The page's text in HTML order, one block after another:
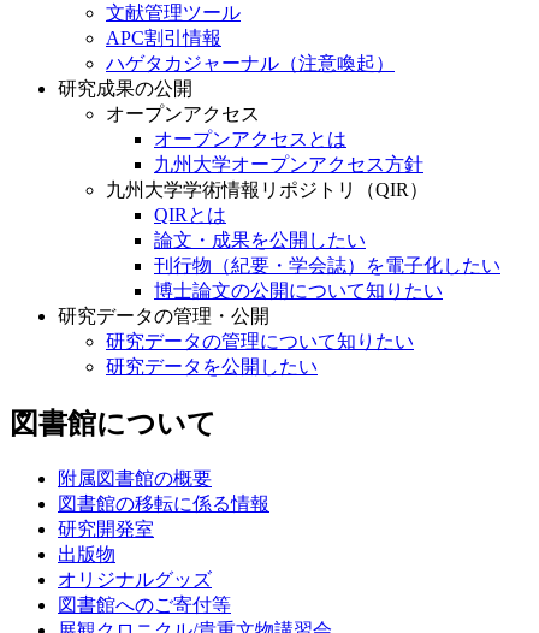
文献管理ツール
APC割引情報
ハゲタカジャーナル（注意喚起）
研究成果の公開
オープンアクセス
オープンアクセスとは
九州大学オープンアクセス方針
九州大学学術情報リポジトリ（QIR）
QIRとは
論文・成果を公開したい
刊行物（紀要・学会誌）を電子化したい
博士論文の公開について知りたい
研究データの管理・公開
研究データの管理について知りたい
研究データを公開したい
図書館について
附属図書館の概要
図書館の移転に係る情報
研究開発室
出版物
オリジナルグッズ
図書館へのご寄付等